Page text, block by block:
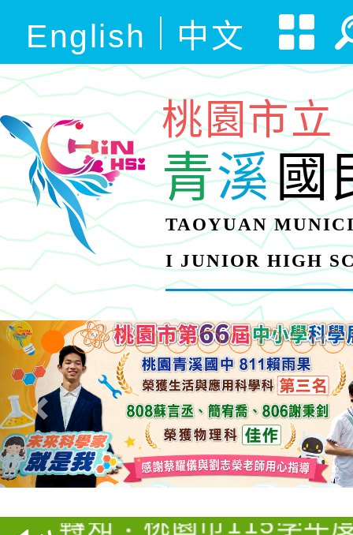
English 中文
桃園市立
青溪國
TAOYUAN
I JUNIOR HIGH
【甄選結果(第4招)】
學年度第1學期第9次代
結果(第4招)
【甄選結果(第12招)】
學年度第1學期第7次代
轉知：桃園市115學年